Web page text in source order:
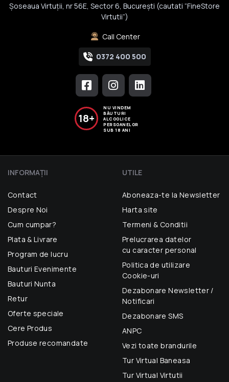
Șoseaua Virtuții, nr 56E, Sector 6, București (cautati “FineStore
Virtutii”)
Call Center
0372 400 500
18+
NU VINDEM
BĂUTURI
ALCOOLICE
PERSOANELOR
SUB 18 ANI
INFORMAŢII
Contact
Despre Noi
Cum cumpar?
Plata & Livrare
Program de lucru
Bauturi Evenimente
Bauturi Nunta
Retur
Oferte speciale
Cere Produs
Produse recomandate
UTILE
Aboneaza-te la Newsletter
Harta site
Termeni & Conditii
Prelucrarea datelor
cu caracter personal
Politica de utilizare
Cookie-uri
Dezabonare Newsletter /
Notificari
Dezabonare SMS
ANPC
Vezi toate brandurile
Tur Virtual Baneasa
Tur Virtual Virtutii